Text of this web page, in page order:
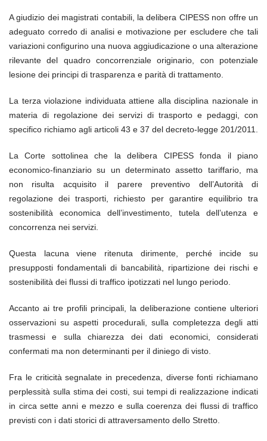
A giudizio dei magistrati contabili, la delibera CIPESS non offre un
adeguato corredo di analisi e motivazione per escludere che tali
variazioni configurino una nuova aggiudicazione o una alterazione
rilevante del quadro concorrenziale originario, con potenziale
lesione dei principi di trasparenza e parità di trattamento.
La terza violazione individuata attiene alla disciplina nazionale in
materia di regolazione dei servizi di trasporto e pedaggi, con
specifico richiamo agli articoli 43 e 37 del decreto-legge 201/2011.
La Corte sottolinea che la delibera CIPESS fonda il piano
economico-finanziario su un determinato assetto tariffario, ma
non risulta acquisito il parere preventivo dell’Autorità di
regolazione dei trasporti, richiesto per garantire equilibrio tra
sostenibilità economica dell’investimento, tutela dell’utenza e
concorrenza nei servizi.
Questa lacuna viene ritenuta dirimente, perché incide su
presupposti fondamentali di bancabilità, ripartizione dei rischi e
sostenibilità dei flussi di traffico ipotizzati nel lungo periodo.
Accanto ai tre profili principali, la deliberazione contiene ulteriori
osservazioni su aspetti procedurali, sulla completezza degli atti
trasmessi e sulla chiarezza dei dati economici, considerati
confermati ma non determinanti per il diniego di visto.
Fra le criticità segnalate in precedenza, diverse fonti richiamano
perplessità sulla stima dei costi, sui tempi di realizzazione indicati
in circa sette anni e mezzo e sulla coerenza dei flussi di traffico
previsti con i dati storici di attraversamento dello Stretto.